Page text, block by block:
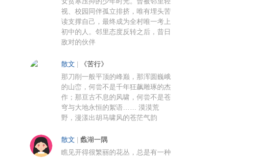
视、校园同伴孤立排挤，唯有埋头苦
读支撑自己，最终成为全村唯一考上
初中的人。邻里态度反转之后，昔日
敌对的伙伴
散文 《苦行》
那刀削一般平顶的峰巅，那浑圆巍峨
的山峦，何尝不是千年狂飙雕琢的杰
作；那亘古不息的风啸，何尝不是苍
穹与大地永恒的絮语…… 漠漠荒
野，漫漾出胡马啸风的苍茫气韵
散文 蠡湖一隅
瞧见开得很繁丽的花丛，总是有一种